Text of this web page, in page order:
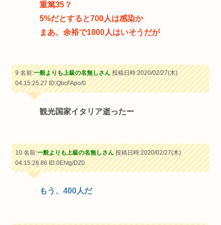
重篤35？
5%だとすると700人は感染か
まあ、余裕で1000人はいそうだが
9 名前:一般よりも上級の名無しさん投稿日時:2020/02/27(木)
04:15:25.27ID:QbcFApo/0
観光国家イタリア逝ったー
10 名前:一般よりも上級の名無しさん投稿日時:2020/02/27(木)
04:15:28.86ID:0Ehtg/DZ0
もう、400人だ